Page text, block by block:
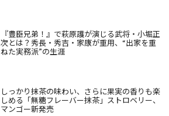
『豊臣兄弟！』で萩原護が演じる武将・小堀正
次とは？秀長・秀吉・家康が重用、“出家を重
ねた実務派”の生涯
しっかり抹茶の味わい、さらに果実の香りも楽
しめる「無糖フレーバー抹茶」ストロベリー、
マンゴー新発売